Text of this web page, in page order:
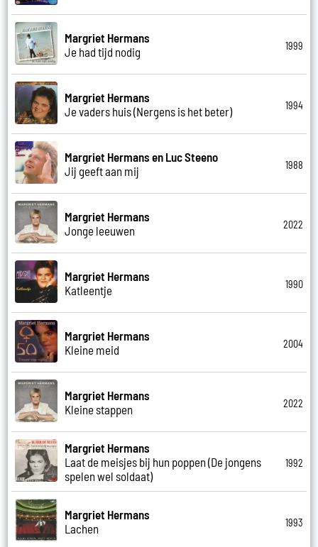
Margriet Hermans
Je had tijd nodig
1999
Margriet Hermans
Je vaders huis (Nergens is het beter)
1994
Margriet Hermans en Luc Steeno
Jij geeft aan mij
1988
Margriet Hermans
Jonge leeuwen
2022
Margriet Hermans
Katleentje
1990
Margriet Hermans
Kleine meid
2004
Margriet Hermans
Kleine stappen
2022
Margriet Hermans
Laat de meisjes bij hun poppen (De jongens
spelen wel soldaat)
1992
Margriet Hermans
Lachen
1993